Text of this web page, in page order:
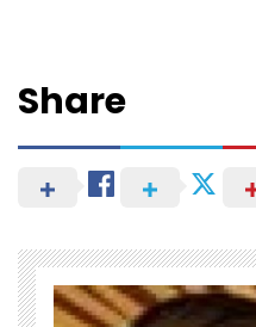
Share